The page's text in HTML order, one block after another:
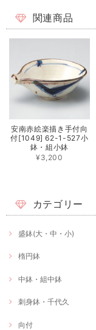
関連商品
安南赤絵楽描き手付向
付[1049] 62-1-527小
鉢・組小鉢
¥3,200
カテゴリー
盛鉢(大・中・小)
楕円鉢
中鉢・組中鉢
刺身鉢・千代久
向付